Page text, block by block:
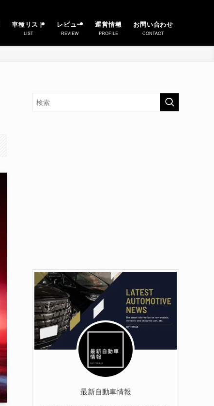
車種リスト
LIST
レビュー
REVIEW
運営情報
PROFILE
お問い合わせ
CONTACT
最新自動車情報